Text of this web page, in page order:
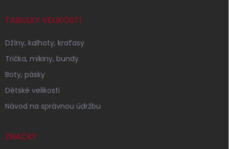
TABULKY VELIKOSTÍ
Džíny, kalhoty, kraťasy
Trička, mikiny, bundy
Boty, pásky
Dětské velikosti
Návod na správnou údržbu
ZNAČKY